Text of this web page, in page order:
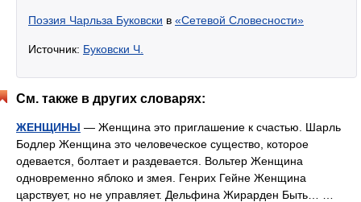
Поэзия Чарльза Буковски в «Сетевой Словесности»
Источник: Буковски Ч.
См. также в других словарях:
ЖЕНЩИНЫ — Женщина это приглашение к счастью. Шарль
Бодлер Женщина это человеческое существо, которое
одевается, болтает и раздевается. Вольтер Женщина
одновременно яблоко и змея. Генрих Гейне Женщина
царствует, но не управляет. Дельфина Жирарден Быть… …